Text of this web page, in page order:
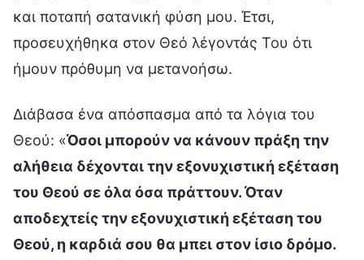
και ποταπή σατανική φύση μου. Έτσι,
προσευχήθηκα στον Θεό λέγοντάς Του ότι
ήμουν πρόθυμη να μετανοήσω.
Διάβασα ένα απόσπασμα από τα λόγια του
Θεού: «Όσοι μπορούν να κάνουν πράξη την
αλήθεια δέχονται την εξονυχιστική εξέταση
του Θεού σε όλα όσα πράττουν. Όταν
αποδεχτείς την εξονυχιστική εξέταση του
Θεού, η καρδιά σου θα μπει στον ίσιο δρόμο.